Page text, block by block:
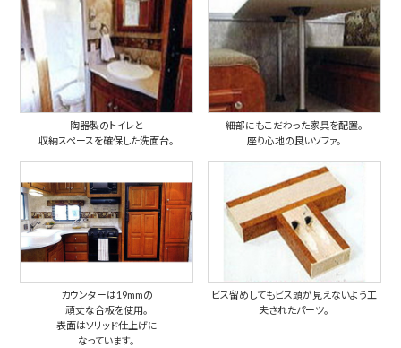
陶器製のトイレと
収納スペースを確保した洗面台。
細部にもこだわった家具を配置。
座り心地の良いソファ。
カウンターは19mmの
頑丈な合板を使用。
表面はソリッド仕上げに
なっています。
ビス留めしてもビス頭が見えないよう工
夫されたパーツ。